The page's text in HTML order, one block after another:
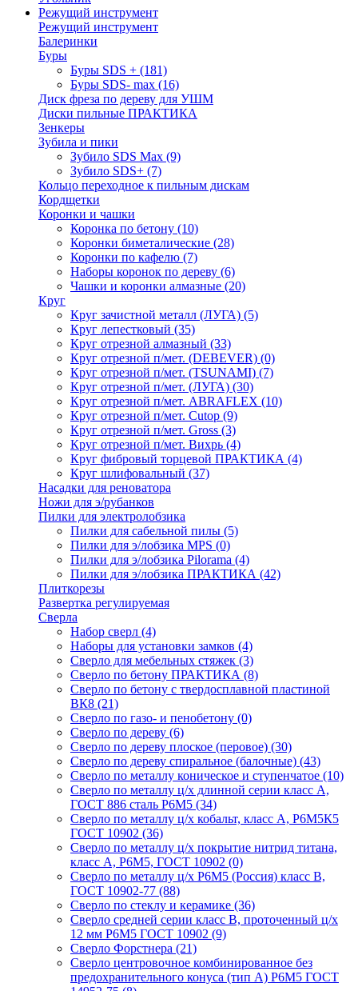
Режущий инструмент
Режущий инструмент
Балеринки
Буры
Буры SDS + (181)
Буры SDS- max (16)
Диск фреза по дереву для УШМ
Диски пильные ПРАКТИКА
Зенкеры
Зубила и пики
Зубило SDS Max (9)
Зубило SDS+ (7)
Кольцо переходное к пильным дискам
Кордщетки
Коронки и чашки
Коронка по бетону (10)
Коронки биметалические (28)
Коронки по кафелю (7)
Наборы коронок по дереву (6)
Чашки и коронки алмазные (20)
Круг
Круг зачистной металл (ЛУГА) (5)
Круг лепестковый (35)
Круг отрезной алмазный (33)
Круг отрезной п/мет. (DEBEVER) (0)
Круг отрезной п/мет. (TSUNAMI) (7)
Круг отрезной п/мет. (ЛУГА) (30)
Круг отрезной п/мет. ABRAFLEX (10)
Круг отрезной п/мет. Cutop (9)
Круг отрезной п/мет. Gross (3)
Круг отрезной п/мет. Вихрь (4)
Круг фибровый торцевой ПРАКТИКА (4)
Круг шлифовальный (37)
Насадки для реноватора
Ножи для э/рубанков
Пилки для электролобзика
Пилки для сабельной пилы (5)
Пилки для э/лобзика MPS (0)
Пилки для э/лобзика Pilorama (4)
Пилки для э/лобзика ПРАКТИКА (42)
Плиткорезы
Развертка регулируемая
Сверла
Набор сверл (4)
Наборы для установки замков (4)
Сверло для мебельных стяжек (3)
Сверло по бетону ПРАКТИКА (8)
Сверло по бетону с твердосплавной пластиной
ВК8 (21)
Сверло по газо- и пенобетону (0)
Сверло по дереву (6)
Сверло по дереву плоское (перовое) (30)
Сверло по дереву спиральное (балочные) (43)
Сверло по металлу коническое и ступенчатое (10)
Сверло по металлу ц/х длинной серии класс А,
ГОСТ 886 сталь Р6М5 (34)
Сверло по металлу ц/х кобальт, класс А, Р6М5К5
ГОСТ 10902 (36)
Сверло по металлу ц/х покрытие нитрид титана,
класс А, Р6М5, ГОСТ 10902 (0)
Сверло по металлу ц/х Р6М5 (Россия) класс В,
ГОСТ 10902-77 (88)
Сверло по стеклу и керамике (36)
Сверло средней серии класс В, проточенный ц/х
12 мм Р6М5 ГОСТ 10902 (9)
Сверло Форстнера (21)
Сверло центровочное комбинированное без
предохранительного конуса (тип А) Р6М5 ГОСТ